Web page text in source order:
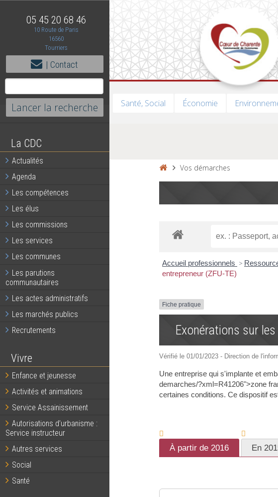
05 45 20 68 46
10 Route de Paris
16560
Tourriers
| Contact
La CDC
Actualités
Agenda
Les compétences
Les élus
Les commissions
Les services
Les communes
Les parutions
communautaires
Les actes administratifs
Les marchés publics
Recrutements
Vivre
Enfance et jeunesse
Activités et animations
Service Assainissement
Autorisations d’urbanisme :
Service instructeur
Autres services
Social
Santé
Santé, Social Économie
Vos démarches
Accueil professionnels >
entrepreneur (ZFU-TE)
Fiche pratique
Exonérations sur
Vérifié le 01/01/2023 - Direction de
Une entreprise qui s'implante et
demarches/?xml=R41206">zone
certaines conditions. Ce dispositif
À partir de 2016 En